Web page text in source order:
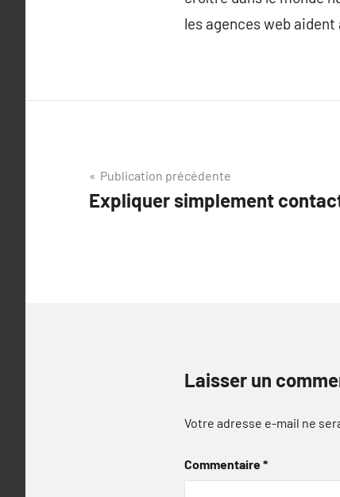
les agences web
Navigation
de
Publication précédente
Expliquer simplement
Laisser un
Votre adresse e-mail ne
Commentaire*